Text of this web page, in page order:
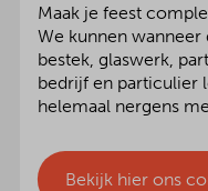
Maak je feest
We kunnen wanneer
bestek, glaswerk,
bedrijf en particulier
helemaal nergens
Bekijk hier ons